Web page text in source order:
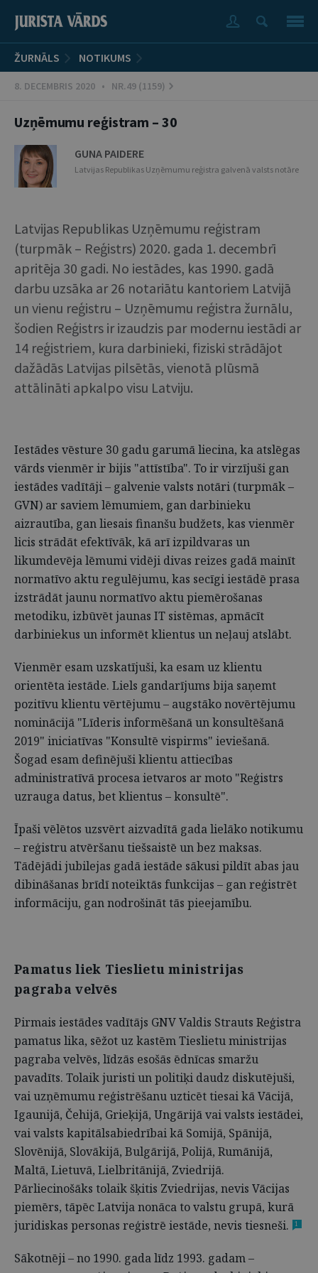
ŽURNĀLS NOTIKUMS
8. DECEMBRIS 2020 • NR.49 (1159)
Uzņēmumu reģistram – 30
GUNA PAIDERE
Latvijas Republikas Uzņēmumu reģistra galvenā valsts notāre
Latvijas Republikas Uzņēmumu reģistram
(turpmāk – Reģistrs) 2020. gada 1. decembrī
apritēja 30 gadi. No iestādes, kas 1990. gadā
darbu uzsāka ar 26 notariātu kantoriem Latvijā
un vienu reģistru – Uzņēmumu reģistra žurnālu,
šodien Reģistrs ir izaudzis par modernu iestādi ar
14 reģistriem, kura darbinieki, fiziski strādājot
dažādās Latvijas pilsētās, vienotā plūsmā
attālināti apkalpo visu Latviju.
Iestādes vēsture 30 gadu garumā liecina, ka atslēgas
vārds vienmēr ir bijis "attīstība". To ir virzījuši gan
iestādes vadītāji – galvenie valsts notāri (turpmāk –
GVN) ar saviem lēmumiem, gan darbinieku
aizrautība, gan liesais finanšu budžets, kas vienmēr
licis strādāt efektīvāk, kā arī izpildvaras un
likumdevēja lēmumi vidēji divas reizes gadā mainīt
normatīvo aktu regulējumu, kas secīgi iestādē prasa
izstrādāt jaunu normatīvo aktu piemērošanas
metodiku, izbūvēt jaunas IT sistēmas, apmācīt
darbiniekus un informēt klientus un neļauj atslābt.
Vienmēr esam uzskatījuši, ka esam uz klientu
orientēta iestāde. Liels gandarījums bija saņemt
pozitīvu klientu vērtējumu – augstāko novērtējumu
nominācijā "Līderis informēšanā un konsultēšanā
2019" iniciatīvas "Konsultē vispirms" ieviešanā.
Šogad esam definējuši klientu attiecības
administratīvā procesa ietvaros ar moto "Reģistrs
uzrauga datus, bet klientus – konsultē".
Īpaši vēlētos uzsvērt aizvadītā gada lielāko notikumu
– reģistru atvēršanu tiešsaistē un bez maksas.
Tādējādi jubilejas gadā iestāde sākusi pildīt abas jau
dibināšanas brīdī noteiktās funkcijas – gan reģistrēt
informāciju, gan nodrošināt tās pieejamību.
Pamatus liek Tieslietu ministrijas
pagraba velvēs
Pirmais iestādes vadītājs GNV Valdis Strauts Reģistra
pamatus lika, sēžot uz kastēm Tieslietu ministrijas
pagraba velvēs, līdzās esošās ēdnīcas smaržu
pavadīts. Tolaik juristi un politiķi daudz diskutējuši,
vai uzņēmumu reģistrēšanu uzticēt tiesai kā Vācijā,
Igaunijā, Čehijā, Grieķijā, Ungārijā vai valsts iestādei,
vai valsts kapitālsabiedrībai kā Somijā, Spānijā,
Slovēnijā, Slovākijā, Bulgārijā, Polijā, Rumānijā,
Maltā, Lietuvā, Lielbritānijā, Zviedrijā.
Pārliecinošāks tolaik šķitis Zviedrijas, nevis Vācijas
piemērs, tāpēc Latvija nonāca to valstu grupā, kurā
juridiskas personas reģistrē iestāde, nevis tiesneši.
1
Sākotnēji – no 1990. gada līdz 1993. gadam –